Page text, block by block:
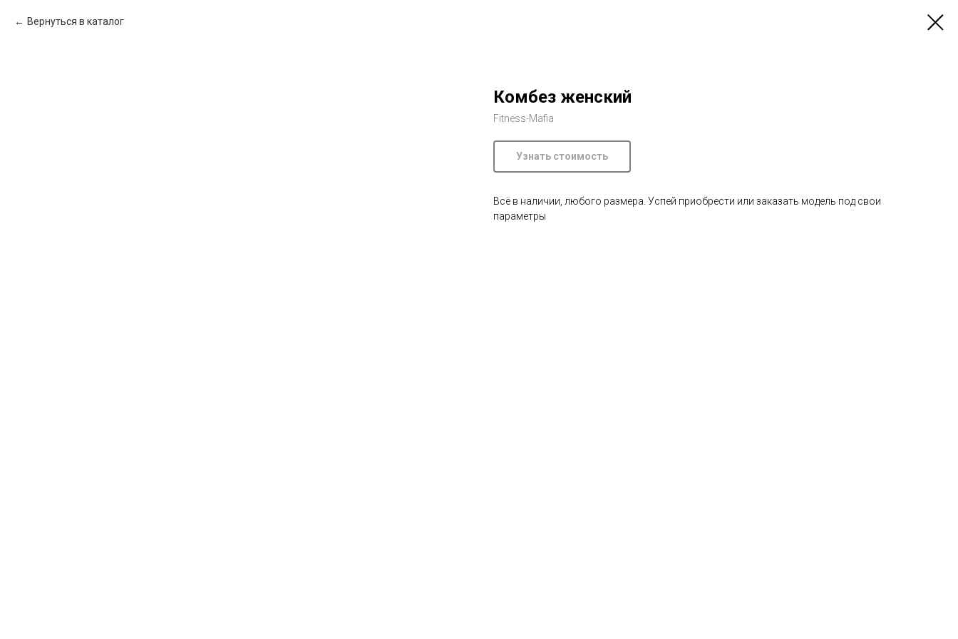
Вернуться в каталог
Комбез женский
Fitness-Mafia
Узнать стоимость
Всё в наличии, любого размера. Успей приобрести или заказать модель под свои
параметры